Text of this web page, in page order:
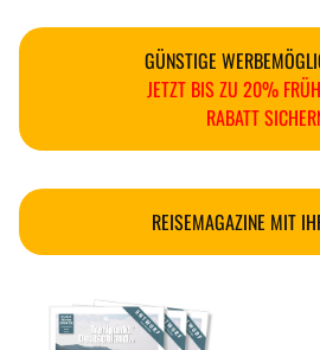
GÜNSTIGE
JETZT BIS ZU 20%
RABATT
REISEMAGAZINE MIT